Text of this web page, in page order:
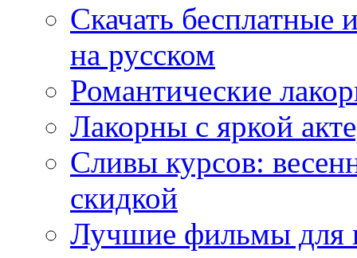
Скачать
на русском
Романтические
Лакорны с яркой
Сливы курсов:
скидкой
Лучшие фильмы для